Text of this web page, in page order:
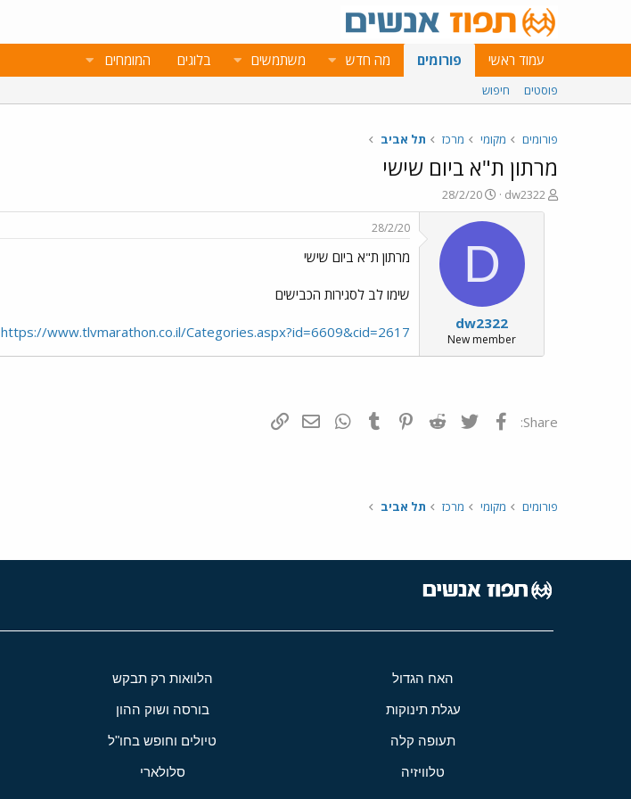
עמוד ראשי פורומים מה חדש משתמשים בלוגים המומחים
פוסטים חיפוש
פורומים מקומי מרכז תל אביב
מרתון ת"א ביום שישי
פ
ו
dw2322
פ
ו
ר
ב
א
ר
י
ך
28/2/20
D
dw2322
New member
28/2/20
מרתון ת"א ביום שישי
שימו לב לסגירות הכבישים
https://www.tlvmarathon.co.il/Categories.aspx?id=6609&cid=2617
Share: פייסבוק Twitter
Reddit
Pinterest
Tumblr
WhatsAppדואר אלקטרוני
פורומים מקומי מרכז תל אביב
האח הגדול הלוואות רק תבקש
עגלת תינוקות בורסה ושוק ההון
תעופה קלה טיולים וחופש בחו"ל
טלוויזיה סלולארי